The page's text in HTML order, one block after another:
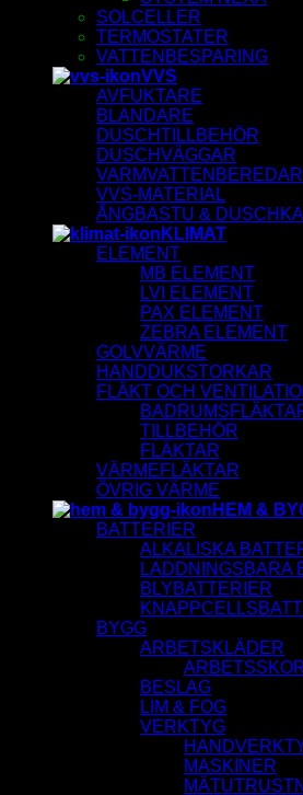
SOLCELLER
TERMOSTATER
VATTENBESPARING
VVS
AVFUKTARE
BLANDARE
DUSCHTILLBEHÖR
DUSCHVÄGGAR
VVS-MATERIAL
ÅNGBASTU &
KLIMAT
ELEMENT
MB ELEMENT
LVI ELEMENT
PAX ELEMENT
ZEBRA ELEMENT
GOLVVÄRME
HANDDUKSTORKAR
FLÄKT OCH
TILLBEHÖR
FLÄKTAR
VÄRMEFLÄKTAR
ÖVRIG VÄRME
HEM &
BATTERIER
ALKALISKA
LADDNINGSBARA
BLYBATTERIER
BYGG
ARBETSKLÄDER
BESLAG
LIM & FOG
VERKTYG
MASKINER